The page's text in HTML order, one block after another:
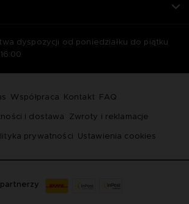
dyspozycji od poniedziałku do piątku
Współpraca Kontakt FAQ
i dostawa Zwroty i reklamacje
prywatności Ustawienia cookies
partnerzy